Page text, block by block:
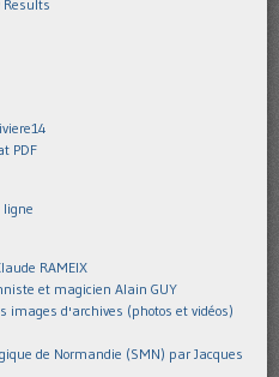
Results
PDF
ligne
RAMEIX
et magicien Alain GUY
images d'archives (photos et vidéos)
de Normandie (SMN) par Jacques